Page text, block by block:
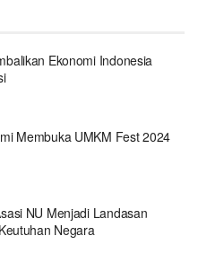
Ekonomi Indonesia
Membuka UMKM Fest 2024
NU Menjadi Landasan
Negara